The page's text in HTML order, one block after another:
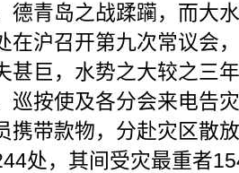
青岛之战蹂躏，而大水
在沪召开第九次常议会
甚巨，水势之大较之三
巡按使及各分会来电告
携带款物，分赴灾区散
处，其间受灾最重者